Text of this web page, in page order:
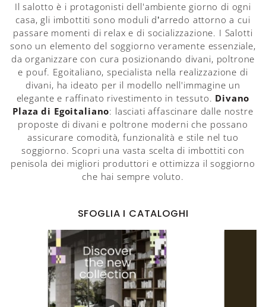
Il salotto è i protagonisti dell'ambiente giorno di ogni
casa, gli imbottiti sono moduli d’arredo attorno a cui
passare momenti di relax e di socializzazione. I Salotti
sono un elemento del soggiorno veramente essenziale,
da organizzare con cura posizionando divani, poltrone
e pouf. Egoitaliano, specialista nella realizzazione di
divani, ha ideato per il modello nell'immagine un
elegante e raffinato rivestimento in tessuto. Divano
Plaza di Egoitaliano: lasciati affascinare dalle nostre
proposte di divani e poltrone moderni che possano
assicurare comodità, funzionalità e stile nel tuo
soggiorno. Scopri una vasta scelta di imbottiti con
penisola dei migliori produttori e ottimizza il soggiorno
che hai sempre voluto.
SFOGLIA I CATALOGHI